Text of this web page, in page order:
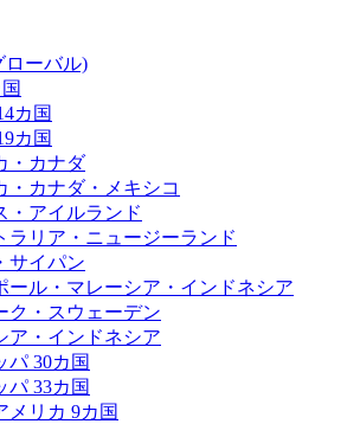
ローバル)
カ国
カ国
・カナダ
・カナダ・メキシコ
・アイルランド
ラリア・ニュージーランド
サイパン
ール・マレーシア・インドネシア
ク・スウェーデン
ア・インドネシア
パ 30カ国
パ 33カ国
メリカ 9カ国